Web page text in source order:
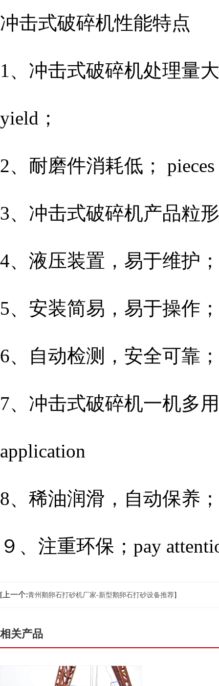
冲击式破碎机性能特点
1、冲击式破碎机处理量
yield；
2、耐磨件消耗低；
3、冲击式破碎机产品粒
4、液压装置，易于维护；
5、安装简易，易于操作；
6、自动检测，安全可靠；
7、冲击式破碎机一机多
application
8、稀油润滑，自动保养
９、注重环保；pay
[上一个:青州鹅卵石打砂机厂家-新型鹅卵石打砂设备推荐]
相关产品